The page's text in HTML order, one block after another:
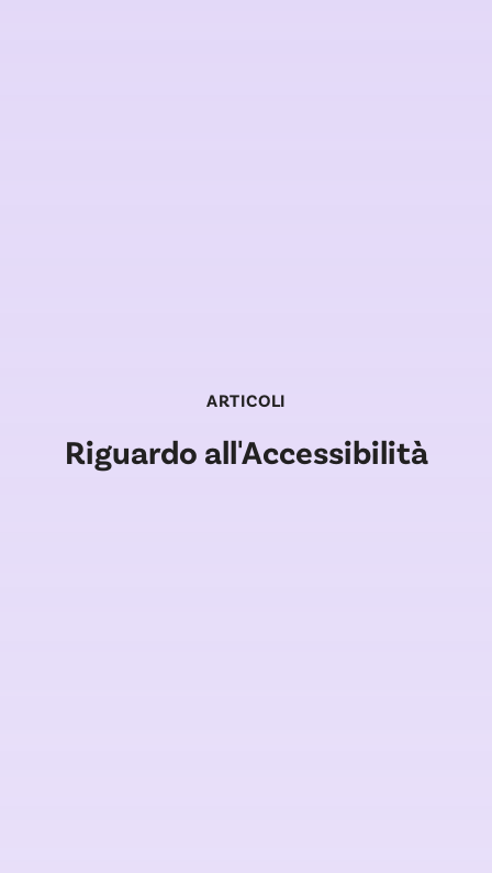
ARTICOLI
Riguardo all'Accessibilità